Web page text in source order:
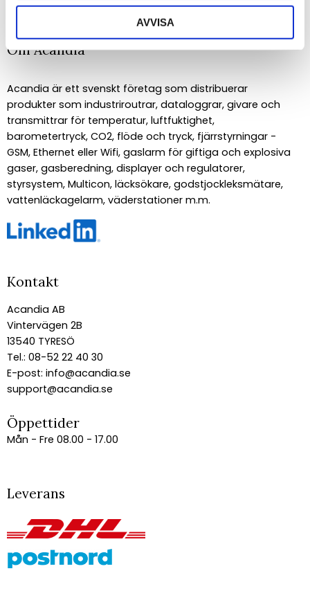
AVVISA
Om Acandia
Acandia är ett svenskt företag som distribuerar
produkter som industriroutrar, dataloggrar, givare och
transmittrar för temperatur, luftfuktighet,
barometertryck, CO2, flöde och tryck, fjärrstyrningar -
GSM, Ethernet eller Wifi, gaslarm för giftiga och explosiva
gaser, gasberedning, displayer och regulatorer,
styrsystem, Multicon, läcksökare, godstjockleksmätare,
vattenläckagelarm, väderstationer m.m.
Kontakt
Acandia AB
Vintervägen 2B
13540 TYRESÖ
Tel.: 08-52 22 40 30
E-post: info@acandia.se
support@acandia.se
Öppettider
Mån - Fre 08.00 - 17.00
Leverans